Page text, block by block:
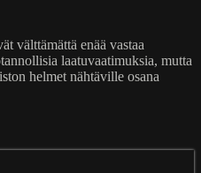
välttämättä enää vastaa
laatuvaatimuksia, mutta
helmet nähtäville osana